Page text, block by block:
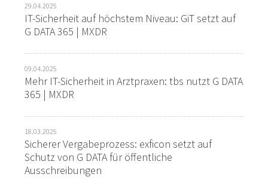
29.04.2025
IT-Sicherheit auf höchstem Niveau: GiT setzt auf
G DATA 365 | MXDR
09.04.2025
Mehr IT-Sicherheit in Arztpraxen: tbs nutzt G DATA
365 | MXDR
18.03.2025
Sicherer Vergabeprozess: exficon setzt auf
Schutz von G DATA für öffentliche
Ausschreibungen